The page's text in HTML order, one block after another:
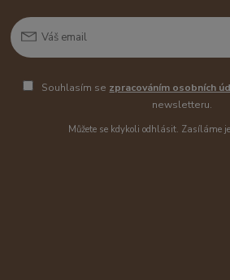
Souhlasím se zpracováním osobních
newsletteru.
Můžete se kdykoli odhlásit. Zasíláme